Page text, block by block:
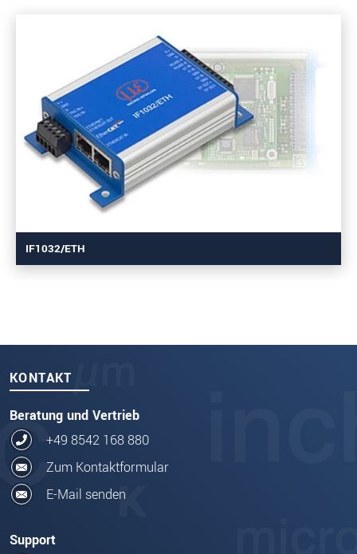
IF1032/ETH
KONTAKT
Beratung und Vertrieb
+49 8542 168 880
Zum Kontaktformular
E-Mail senden
Support